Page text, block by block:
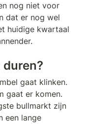
nog niet voor
dat er nog wel
huidige kwartaal
gaat klinken.
gaat er komen.
bullmarkt zijn
een lange